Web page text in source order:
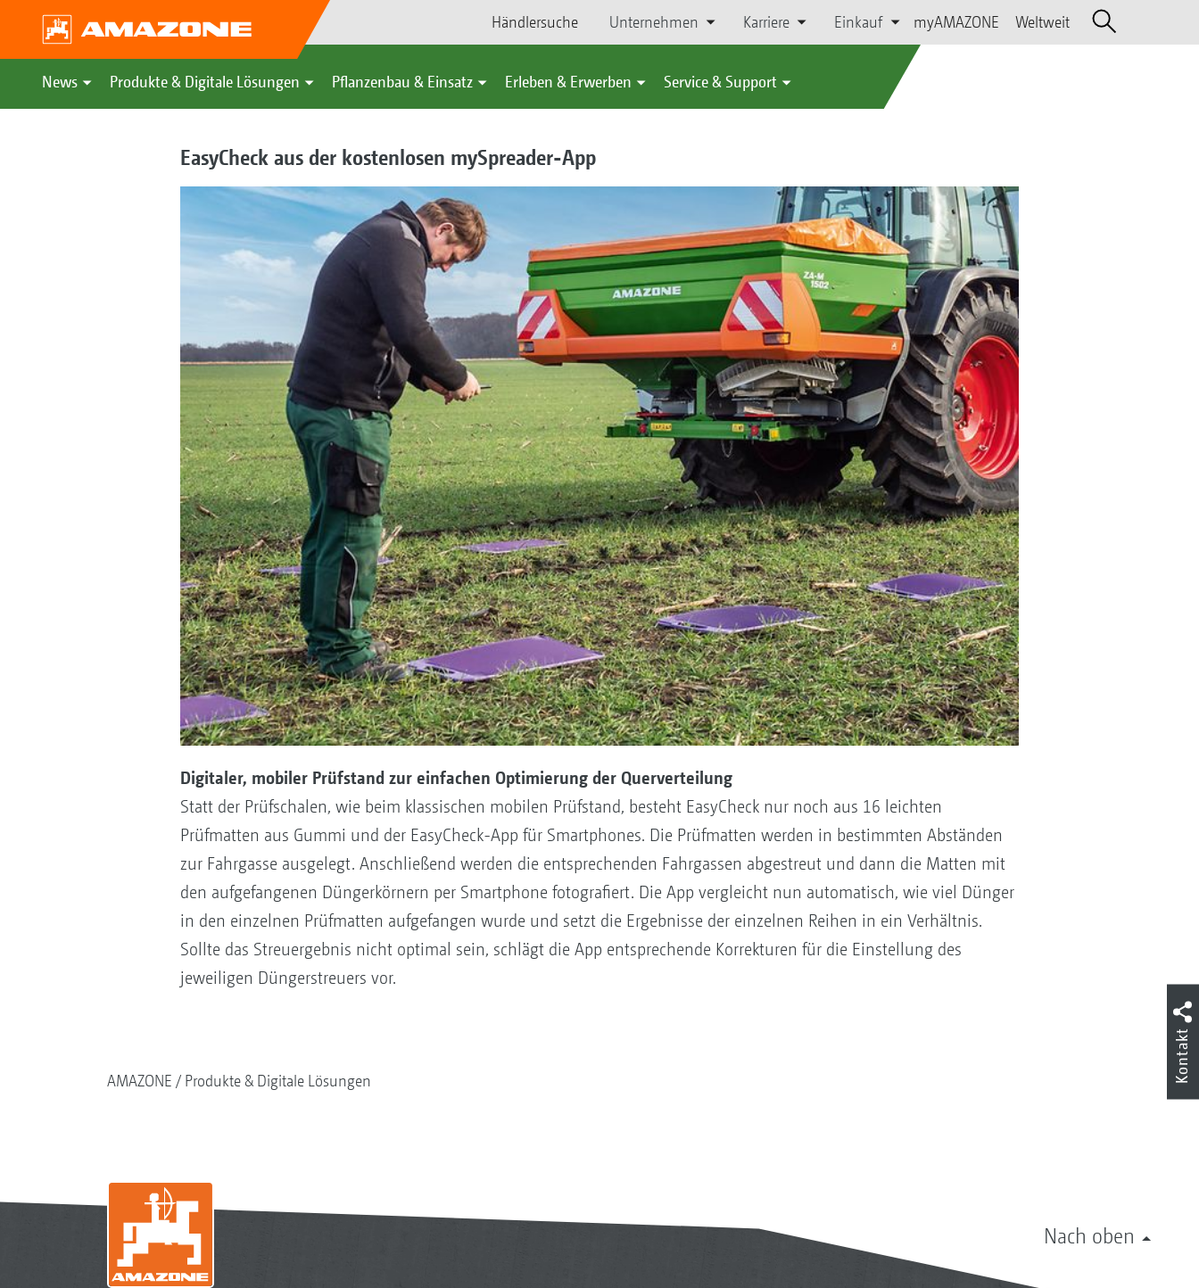
Händlersuche Unternehmen Karriere Einkauf myAMAZONE Weltweit
News Produkte & Digitale Lösungen Pflanzenbau & Einsatz Erleben & Erwerben Service & Support
EasyCheck aus der kostenlosen mySpreader-App
Digitaler, mobiler Prüfstand zur einfachen Optimierung der Querverteilung
Statt der Prüfschalen, wie beim klassischen mobilen Prüfstand, besteht EasyCheck nur noch aus 16 leichten
Prüfmatten aus Gummi und der EasyCheck-App für Smartphones. Die Prüfmatten werden in bestimmten Abständen
zur Fahrgasse ausgelegt. Anschließend werden die entsprechenden Fahrgassen abgestreut und dann die Matten mit
den aufgefangenen Düngerkörnern per Smartphone fotografiert. Die App vergleicht nun automatisch, wie viel Dünger
in den einzelnen Prüfmatten aufgefangen wurde und setzt die Ergebnisse der einzelnen Reihen in ein Verhältnis.
Sollte das Streuergebnis nicht optimal sein, schlägt die App entsprechende Korrekturen für die Einstellung des
jeweiligen Düngerstreuers vor.
AMAZONE Produkte & Digitale Lösungen
Nach oben
Kontakt